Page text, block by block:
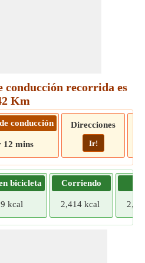
conducción recorrida es
Km
conducción
12 mins
Direcciones
Ir!
bicicleta
kcal
Corriendo
2,414 kcal